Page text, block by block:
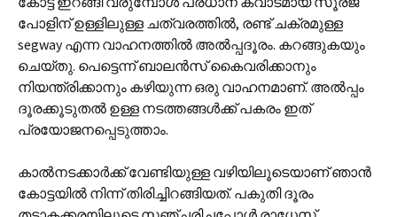
പോളിന് ഉള്ളിലുള്ള ചത്വരത്തിൽ, രണ്ട് ചക്രമുള്ള
segway എന്ന വാഹനത്തിൽ അൽപ്പദൂരം. കറങ്ങുകയും
ചെയ്തു. പെട്ടെന്ന് ബാലൻസ് കൈവരിക്കാനും
നിയന്ത്രിക്കാനും കഴിയുന്ന ഒരു വാഹനമാണ്. അൽപ്പം
ദൂരക്കൂടുതൽ ഉള്ള നടത്തങ്ങൾക്ക് പകരം ഇത്
പ്രയോജനപ്പെടുത്താം.
കാൽനടക്കാർക്ക് വേണ്ടിയുള്ള വഴിയിലൂടെയാണ് ഞാൻ
കോട്ടയിൽ നിന്ന് തിരിച്ചിറങ്ങിയത്. പകുതി ദൂരം